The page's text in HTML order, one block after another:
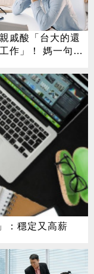
戚酸「台大的還
作」！ 媽一句神
靜音
：穩定又高薪